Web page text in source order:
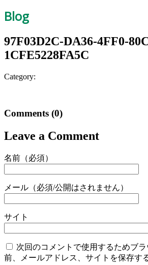
Blog
97F03D2C-DA36-4FF0-
1CFE5228FA5C
Category:
Comments (0)
Leave a Comment
名前（必須）
メール（必須/公開はされません）
サイト
次回のコメントで使用するためブ
前、メールアドレス、サイトを保存する